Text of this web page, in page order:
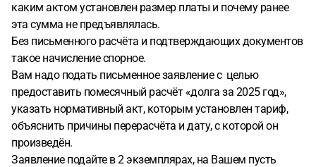
каким актом установлен размер платы и почему ранее
эта сумма не предъявлялась.
Без письменного расчёта и подтверждающих документов
такое начисление спорное.
Вам надо подать письменное заявление с целью
предоставить помесячный расчёт «долга за 2025 год»,
указать нормативный акт, которым установлен тариф,
объяснить причины перерасчёта и дату, с которой он
произведён.
Заявление подайте в 2 экземплярах, на Вашем пусть